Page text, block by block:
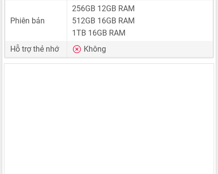
Phiên bản
256GB 12GB RAM
512GB 16GB RAM
1TB 16GB RAM
Hỗ trợ thẻ nhớ
Không